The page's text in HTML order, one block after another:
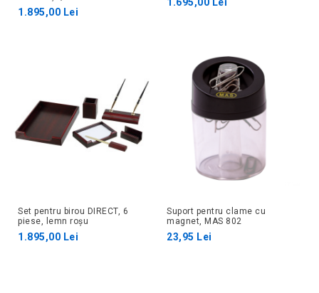
1.895,00 Lei
Set pentru birou DIRECT, 6
piese, lemn roșu
1.895,00 Lei
Suport pentru clame cu
magnet, MAS 802
23,95 Lei